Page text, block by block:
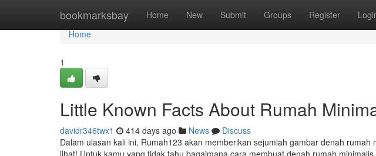
bookmarksbay Home New Submit Groups Register
Home
Home
1
Little Known Facts About Rumah
davidr346twx1 414 days ago News
Discuss
Dalam ulasan kali ini, Rumah123 akan memberikan sejumlah gambar denah
lihat! Untuk kamu yang tidak tahu bagaimana cara membuat denah rumah